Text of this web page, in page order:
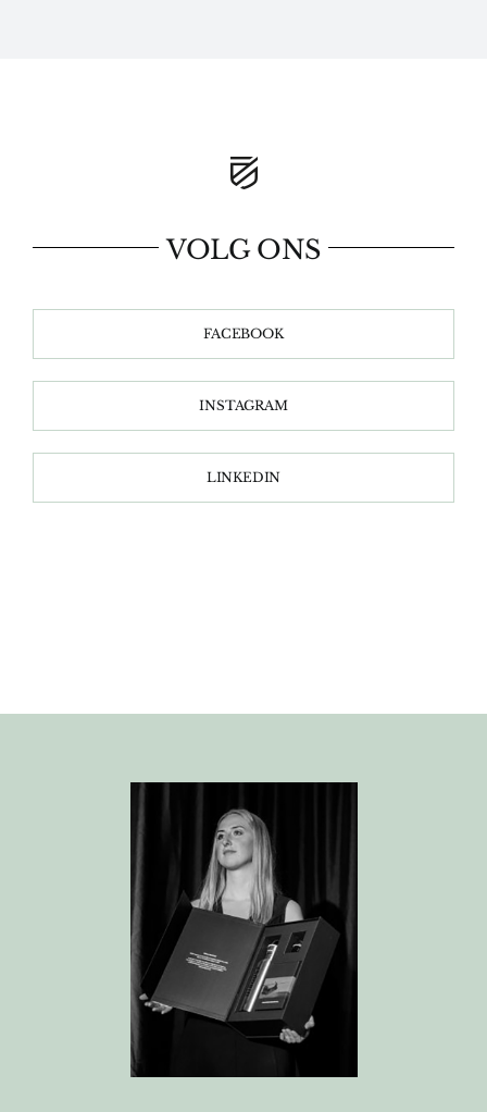
VOLG ONS
FACEBOOK
INSTAGRAM
LINKEDIN